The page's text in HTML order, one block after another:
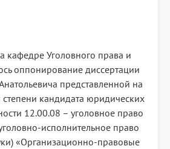
кафедре Уголовного права и
оппонирование диссертации
представленной на
кандидата юридических
12.00.08 – уголовное право
исполнительное право
«Организационно-правовые